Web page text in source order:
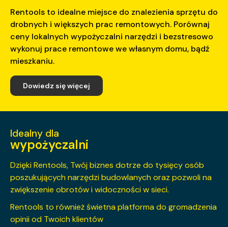
Rentools to idealne miejsce do znalezienia sprzętu do
drobnych i większych prac remontowych. Porównaj
ceny lokalnych wypożyczalni narzędzi i bezstresowo
wykonuj prace remontowe we własnym domu, bądź
mieszkaniu.
Dowiedz się więcej
Idealny dla
wypożyczalni
Dzięki Rentools, Twój biznes dotrze do tysięcy osób
poszukujących narzędzi budowlanych oraz pozwoli na
zwiększenie obrotów i widoczności w sieci.
Rentools to również świetna platforma do gromadzenia
opinii od Twoich klientów